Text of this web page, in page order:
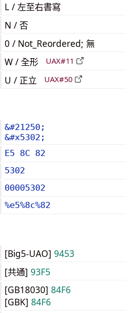
L / 左至右書寫
N / 否
0 / Not_Reordered; 無
W / 全形 UAX#11
U / 正立 UAX#50
&#21250;
&#x5302;
E5 8C 82
5302
00005302
%e5%8c%82
[Big5-UAO] 9453
[共通] 93F5
[GB18030] 84F6
[GBK] 84F6